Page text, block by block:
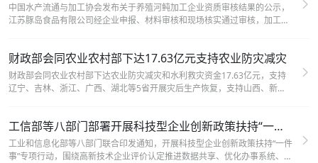
中国水产流通与加工协会发布关于养殖河鲀加工企业资质审核结果的公示，
江苏豚岛食品有限公司经企业申报、材料审核和现场核实通过审核，加工品
财政部会同农业农村部下达17.63亿元支持农业防灾减灾
财政部会同农业农村部下达农业防灾减灾和水利救灾资金17.63亿元，支持
辽宁、吉林、浙江、广西、湖北等5省开展灾后生产恢复，支持山西、新
工信部等八部门部署开展科技型企业创新政策扶持“一件事”专项行动
工业和信息化部等八部门联合印发通知，开展科技型企业创新政策扶持“一件
事”专项行动，围绕高新技术企业评价认定推进数据共享、优化办事系统、强